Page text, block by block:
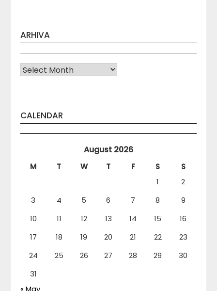
ARHIVA
Arhiva
CALENDAR
August 2026
M T W T F S
S
1
2
3
4 5 6 7 8
9
10
11 12 13 14 15
16
17
18 19 20 21 22
23
24
25 26 27 28 29
30
31
« May